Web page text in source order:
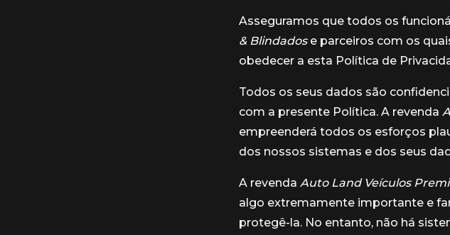
Asseguramos que todos os
& Blindadose parceiros com os
obedecer a esta Política de
Todos os seus dados são
com a presente Política. A revenda
empreenderá todos os esforços
dos nossos sistemas e dos seus
A revenda Auto Land Veículos
algo extremamente importante e
protegê-la. No entanto, não há